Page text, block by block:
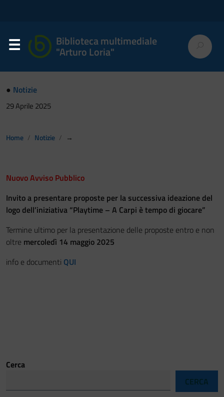
Biblioteca multimediale
"Arturo Loria"
Festa del Racconto
IL CASTELLO DEI RAGAZZI
● Notizie
29 Aprile 2025
Home Notizie →
Nuovo Avviso Pubblico
Invito a presentare proposte per la successiva ideazione del
logo dell’iniziativa “Playtime – A Carpi è tempo di giocare”
Termine ultimo per la presentazione delle proposte entro e non
oltre mercoledì 14 maggio 2025
info e documenti QUI
Cerca
CERCA